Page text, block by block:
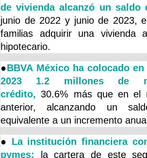
de vivienda alcanzó un saldo
junio de 2022 y junio de 2023,
familias adquirir una vivienda
hipotecario.
●BBVA México ha colocado
2023 1.2 millones de
crédito, 30.6% más que en el
anterior, alcanzando un
equivalente a un incremento
● La institución financiera
pymes: la cartera de este